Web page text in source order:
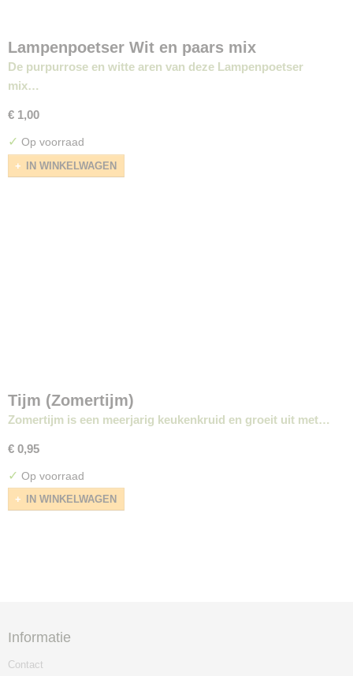
Lampenpoetser Wit en paars mix
De purpurrose en witte aren van deze Lampenpoetser
mix…
€ 1,00
✓ Op voorraad
IN WINKELWAGEN
Tijm (Zomertijm)
Zomertijm is een meerjarig keukenkruid en groeit uit met…
€ 0,95
✓ Op voorraad
IN WINKELWAGEN
Informatie
Contact